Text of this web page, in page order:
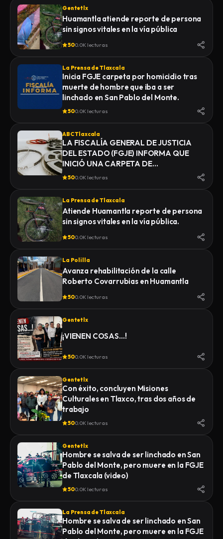
Gentetlx
Huamantla atiende reporte de persona
sin signos vitales en la vía pública
500.0K lecturas
La Prensa de Tlaxcala
Inicia FGJE carpeta por homicidio tras
muerte de hombre que iba a ser
linchado en San Pablo del Monte.
500.0K lecturas
ABC Tlaxcala
LA FISCALÍA GENERAL DE JUSTICIA
DEL ESTADO (FGJE) INFORMA QUE
INICIÓ UNA CARPETA DE
INVESTIGACIÓN POR EL DELITO DE
MIENTRAS ERA TRASLADADO POR
ELEMENTOS DE LA POLICÍA MUNICIPAL
DE SAN PABLO DEL MONTE AL
INSTITUTO DE CIENCIAS FORENSES
CERTIFICADO MÉDICO
CORRESPONDIENTE
500.0K lecturas
La Prensa de Tlaxcala
Atiende Huamantla reporte de persona
sin signos vitales en la vía pública.
500.0K lecturas
La Polilla
Avanza rehabilitación de la calle
Roberto Covarrubias en Huamantla
500.0K lecturas
Gentetlx
¡VIENEN COSAS…!
500.0K lecturas
Gentetlx
Con éxito, concluyen Misiones
Culturales en Tlaxco, tras dos años de
trabajo
500.0K lecturas
Gentetlx
Hombre se salva de ser linchado en San
Pablo del Monte, pero muere en la FGJE
de Tlaxcala (video)
500.0K lecturas
La Prensa de Tlaxcala
Hombre se salva de ser linchado en San
Pablo del Monte, pero muere en la FGJE